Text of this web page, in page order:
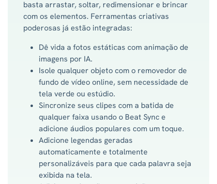
basta arrastar, soltar, redimensionar e brincar
com os elementos. Ferramentas criativas
poderosas já estão integradas:
Dê vida a fotos estáticas com animação de
imagens por IA.
Isole qualquer objeto com o removedor de
fundo de vídeo online, sem necessidade de
tela verde ou estúdio.
Sincronize seus clipes com a batida de
qualquer faixa usando o Beat Sync e
adicione áudios populares com um toque.
Adicione legendas geradas
automaticamente e totalmente
personalizáveis ​​para que cada palavra seja
exibida na tela.